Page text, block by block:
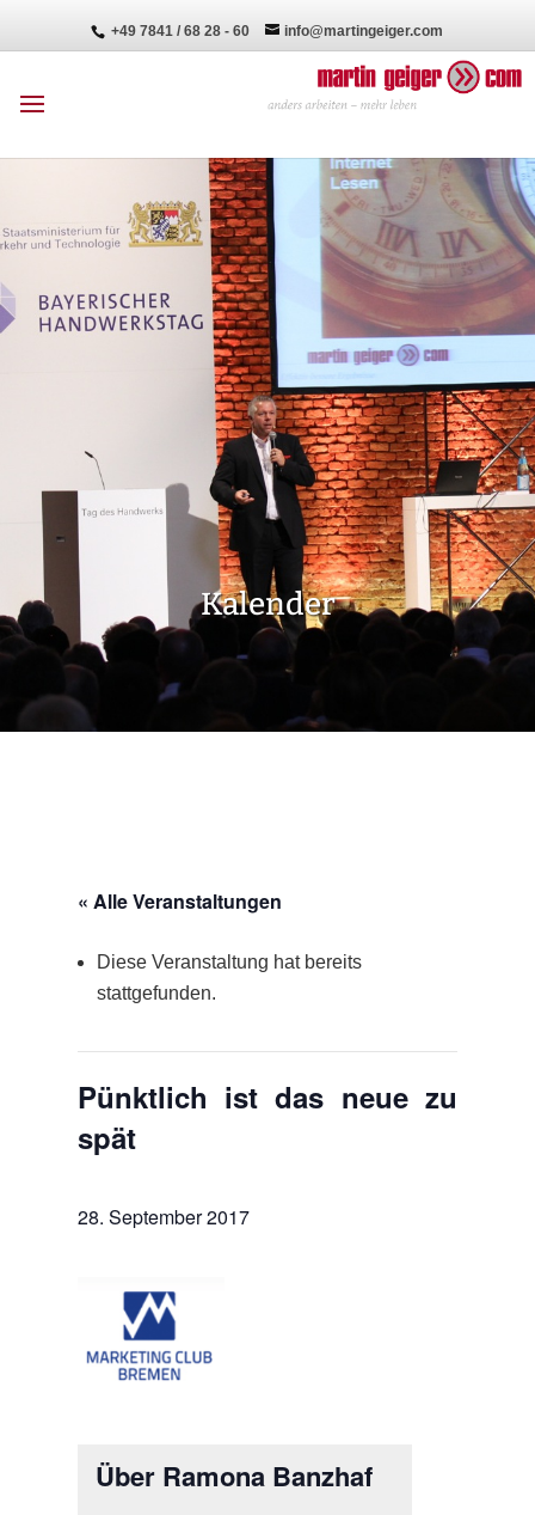
+49 7841 / 68 28 - 60 info@martingeiger.com
Kalender
« Alle Veranstaltungen
Diese Veranstaltung hat bereits
stattgefunden.
Pünktlich ist das neue zu
spät
28. September 2017
Über Ramona Banzhaf